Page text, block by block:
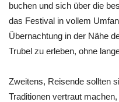
buchen und sich über die
das Festival in vollem
Übernachtung in der Nähe
Trubel zu erleben, ohne
Zweitens, Reisende sollten
Traditionen vertraut